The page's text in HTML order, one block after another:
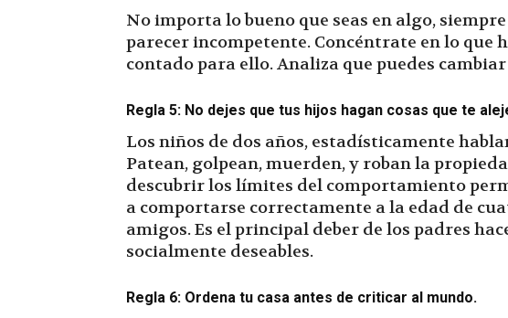
No importa lo bueno que seas en algo,
parecer incompetente. Concéntrate en lo que
contado para ello. Analiza que puedes
Regla 5: No dejes que tus hijos hagan cosas que te
Los niños de dos años, estadísticamente
Patean, golpean, muerden, y roban la
descubrir los límites del comportamiento
a comportarse correctamente a la edad de
amigos. Es el principal deber de los padres
socialmente deseables.
Regla 6: Ordena tu casa antes de criticar al mundo.